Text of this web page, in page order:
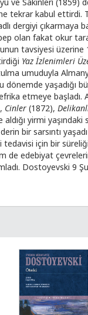
tekrar kabul ettirdi.
dergiyi çıkarmaya
olan fakat okur
tavsiyesi üzerine
Yaz İzlenimleri
umuduyla
dönemde yaşadığı
etmeye başladı.
Cinler (1872),
yirmi
bir sarsıntı
için bir süreliğine
edebiyat
Dostoyevski 9